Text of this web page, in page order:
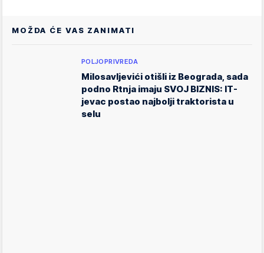
MOŽDA ĆE VAS ZANIMATI
POLJOPRIVREDA
Milosavljevići otišli iz Beograda, sada
podno Rtnja imaju SVOJ BIZNIS: IT-
jevac postao najbolji traktorista u
selu